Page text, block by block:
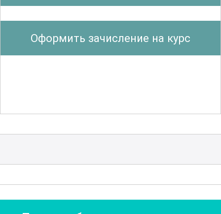
заболеваний, такие как питание,
физическая активность, генетическая
которые помогут сохранить и укрепить
основанного на балансе макро- и
микронутриентов, а также на учете
Оформить зачисление на курс